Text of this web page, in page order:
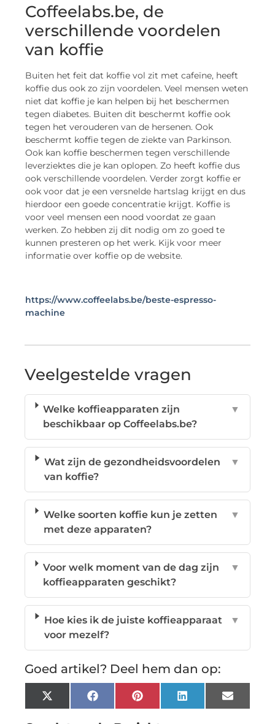
Coffeelabs.be, de
verschillende voordelen
van koffie
Buiten het feit dat koffie vol zit met cafeïne, heeft
koffie dus ook zo zijn voordelen. Veel mensen weten
niet dat koffie je kan helpen bij het beschermen
tegen diabetes. Buiten dit beschermt koffie ook
tegen het verouderen van de hersenen. Ook
beschermt koffie tegen de ziekte van Parkinson.
Ook kan koffie beschermen tegen verschillende
leverziektes die je kan oplopen. Zo heeft koffie dus
ook verschillende voordelen. Verder zorgt koffie er
ook voor dat je een versnelde hartslag krijgt en dus
hierdoor een goede concentratie krijgt. Koffie is
voor veel mensen een nood voordat ze gaan
werken. Zo hebben zij dit nodig om zo goed te
kunnen presteren op het werk. Kijk voor meer
informatie over koffie op de website.
https://www.coffeelabs.be/beste-espresso-
machine
Veelgestelde vragen
Welke koffieapparaten zijn
beschikbaar op Coffeelabs.be?
▼
Wat zijn de gezondheidsvoordelen
van koffie?
▼
Welke soorten koffie kun je zetten
met deze apparaten?
▼
Voor welk moment van de dag zijn
koffieapparaten geschikt?
▼
Hoe kies ik de juiste koffieapparaat
voor mezelf?
▼
Goed artikel? Deel hem dan op:
X
(Twitter)
FacebookPinterestLinkedInEmail